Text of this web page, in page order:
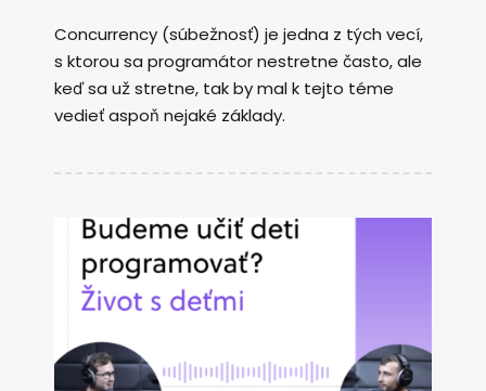
Concurrency (súbežnosť) je jedna z tých vecí,
s ktorou sa programátor nestretne často, ale
keď sa už stretne, tak by mal k tejto téme
vedieť aspoň nejaké základy.